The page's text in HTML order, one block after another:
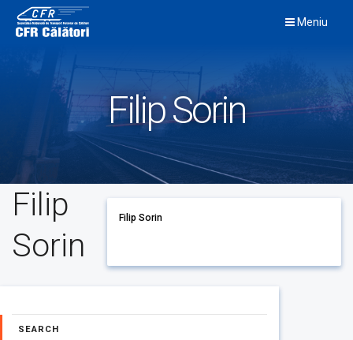
content
Meniu
Filip Sorin
Filip
Sorin
Filip Sorin
SEARCH